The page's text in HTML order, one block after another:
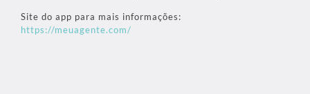
Site do app para mais informações:
https://meuagente.com/